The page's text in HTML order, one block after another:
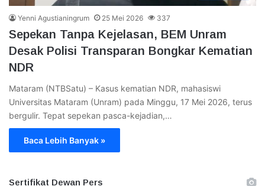
Yenni Agustianingrum 25 Mei 2026 337
Sepekan Tanpa Kejelasan, BEM Unram
Desak Polisi Transparan Bongkar Kematian
NDR
Mataram (NTBSatu) – Kasus kematian NDR, mahasiswi
Universitas Mataram (Unram) pada Minggu, 17 Mei 2026, terus
bergulir. Tepat sepekan pasca-kejadian,…
Baca Lebih Banyak »
Sertifikat Dewan Pers